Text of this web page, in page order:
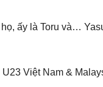
ấy là Toru và…
Việt Nam &